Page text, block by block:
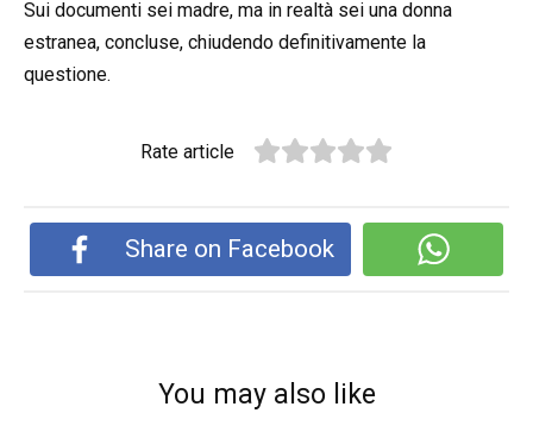
Sui documenti sei madre, ma in realtà sei una donna
estranea, concluse, chiudendo definitivamente la
questione.
Rate article
Share on Facebook
You may also like